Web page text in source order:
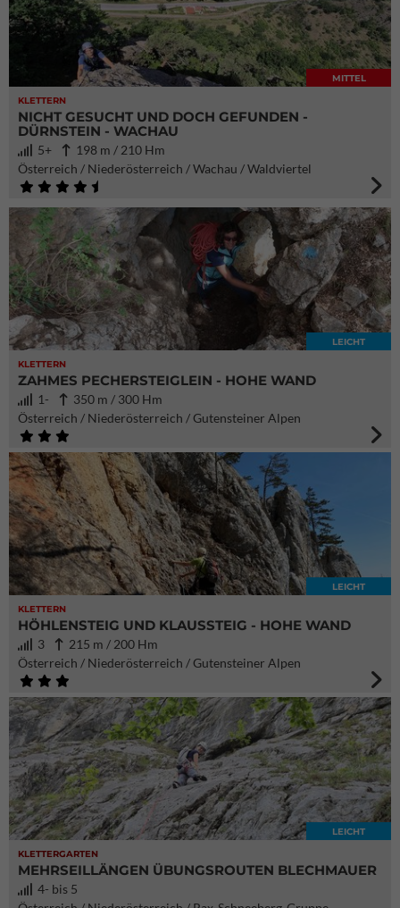
KLETTERN
MITTEL
NICHT GESUCHT UND DOCH GEFUNDEN -
DÜRNSTEIN - WACHAU
5+
198 m / 210 Hm
Österreich / Niederösterreich / Wachau / Waldviertel
KLETTERN
LEICHT
ZAHMES PECHERSTEIGLEIN - HOHE WAND
1-
350 m / 300 Hm
Österreich / Niederösterreich / Gutensteiner Alpen
KLETTERN
LEICHT
HÖHLENSTEIG UND KLAUSSTEIG - HOHE WAND
3
215 m / 200 Hm
Österreich / Niederösterreich / Gutensteiner Alpen
KLETTERGARTEN
LEICHT
MEHRSEILLÄNGEN ÜBUNGSROUTEN BLECHMAUER
4- bis 5